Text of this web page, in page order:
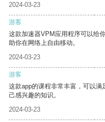
2024-03-23
游客
这款加速器VPM应用程序可以给
助你在网络上自由移动。
2024-03-23
游客
这款app的课程非常丰富，可以
己感兴趣的知识。
2024-03-23